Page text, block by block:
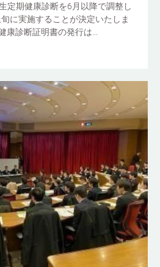
定期健康診断を6月以降で調整し
に実施することが決定いたしま
康診断証明書の発行は...